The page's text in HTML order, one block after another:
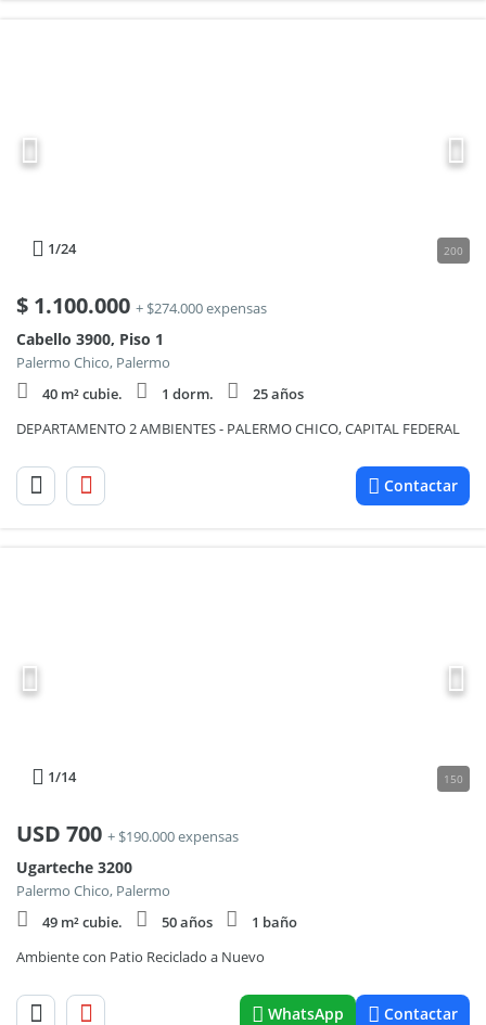
1/24 200
$ 1.100.000 + $274.000 expensas
Cabello 3900, Piso 1
Palermo Chico, Palermo
40 m² cubie.
1 dorm.
25 años
DEPARTAMENTO 2 AMBIENTES - PALERMO CHICO, CAPITAL FEDERAL
Contactar
1/14 150
USD 700 + $190.000 expensas
Ugarteche 3200
Palermo Chico, Palermo
49 m² cubie.
50 años
1 baño
Ambiente con Patio Reciclado a Nuevo
WhatsApp Contactar